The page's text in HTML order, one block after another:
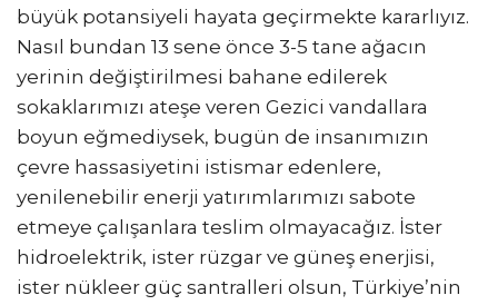
büyük potansiyeli hayata geçirmekte kararlıyız.
Nasıl bundan 13 sene önce 3-5 tane ağacın
yerinin değiştirilmesi bahane edilerek
sokaklarımızı ateşe veren Gezici vandallara
boyun eğmediysek, bugün de insanımızın
çevre hassasiyetini istismar edenlere,
yenilenebilir enerji yatırımlarımızı sabote
etmeye çalışanlara teslim olmayacağız. İster
hidroelektrik, ister rüzgar ve güneş enerjisi,
ister nükleer güç santralleri olsun, Türkiye’nin